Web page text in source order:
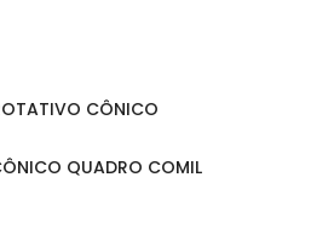
CÔNICO
QUADRO COMIL